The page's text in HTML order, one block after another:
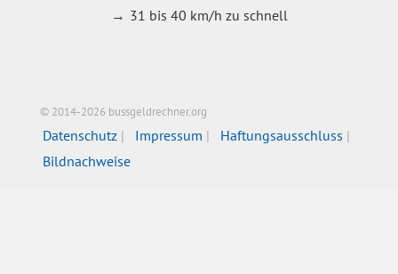
31 bis 40 km/h zu schnell
© 2014-2026 bussgeldrechner.org
Datenschutz Impressum
Haftungsausschluss
Bildnachweise